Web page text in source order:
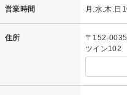
営業時間 月.水.木.日
住所
〒152-
ツイン102